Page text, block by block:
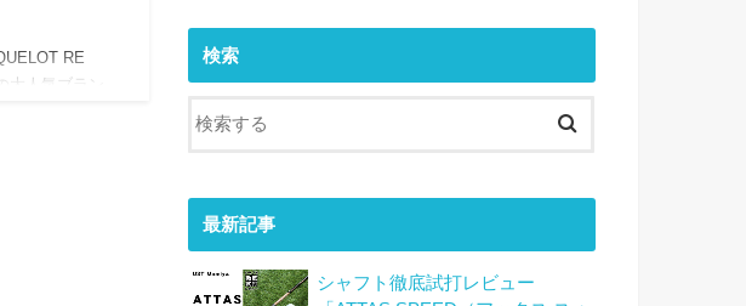
RE
大人気ブラン…
検索
最新記事
シャフト徹底試打レビュー